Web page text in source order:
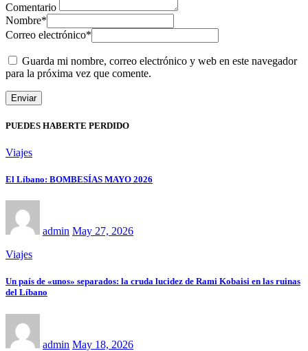
Comentario
Nombre*
Correo electrónico*
Guarda mi nombre, correo electrónico y web en este navegador
para la próxima vez que comente.
PUEDES HABERTE PERDIDO
Viajes
El Líbano: BOMBESÍAS MAYO 2026
admin May 27, 2026
Viajes
Un país de «unos» separados: la cruda lucidez de Rami Kobaisi en las ruinas
del Líbano
admin May 18, 2026